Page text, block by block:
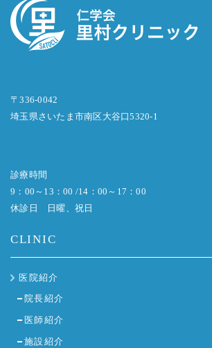
〒336-0042
埼玉県さいたま市南区大谷口5320-1
診療時間
9：00～13：00 /14：00～17：00
休診日 日曜、祝日
CLINIC
医院紹介
院長紹介
医師紹介
施設紹介